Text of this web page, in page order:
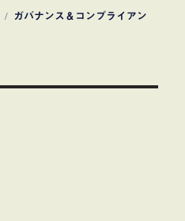
カ
ガバナンス＆コンプライアン